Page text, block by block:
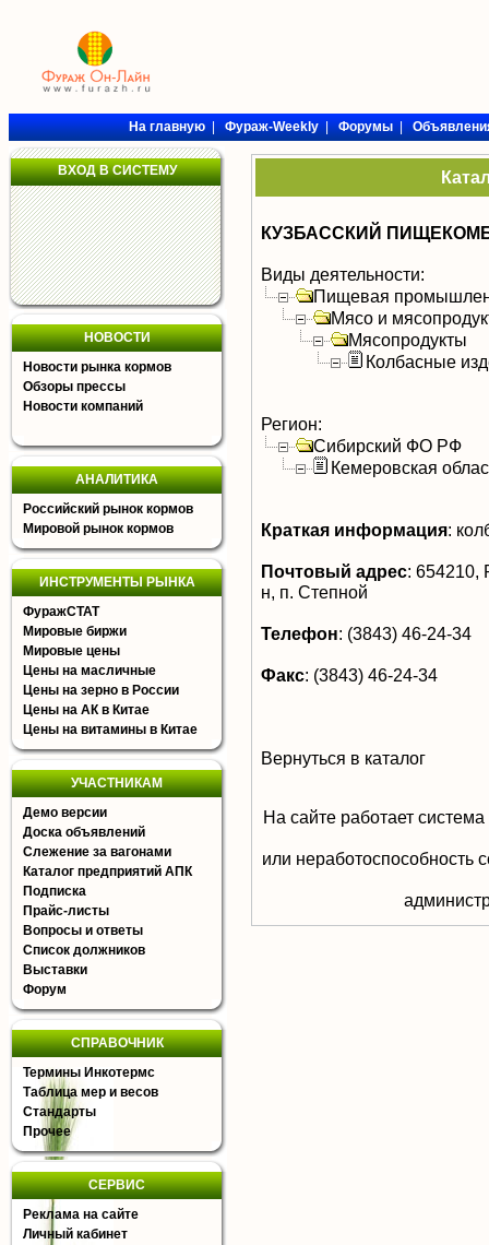
На главную|Фураж-Weekly|Форумы|
ВХОД В СИСТЕМУ
НОВОСТИ
Новости рынка кормов
Обзоры прессы
Новости компаний
АНАЛИТИКА
Российский рынок кормов
Мировой рынок кормов
ИНСТРУМЕНТЫ РЫНКА
ФуражСТАТ
Мировые биржи
Мировые цены
Цены на масличные
Цены на зерно в России
Цены на АК в Китае
Цены на витамины в Китае
УЧАСТНИКАМ
Демо версии
Доска объявлений
Слежение за вагонами
Каталог предприятий АПК
Подписка
Прайс-листы
Вопросы и ответы
Список должников
Выставки
Форум
СПРАВОЧНИК
Термины Инкотермс
Таблица мер и весов
Стандарты
Прочее
СЕРВИС
Реклама на сайте
Личный кабинет
КУЗБАССКИЙ
Виды деятельности:
Пищевая
Мясо и
Мясопродукты
Колбасные
Регион:
Сибирский ФО РФ
Кемеровская
Краткая информация:
Почтовый адрес: 654210,
н, п. Степной
Телефон: (3843) 46-24-34
Факс: (3843) 46-24-34
Вернуться в каталог
На сайте работает
или неработоспособность